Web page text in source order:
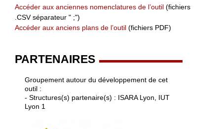
Accéder aux anciennes nomenclatures de l’outil (fichiers
.CSV séparateur " ;")
Accéder aux anciens plans de l’outil (fichiers PDF)
PARTENAIRES
Groupement autour du développement de cet
outil :
- Structures(s) partenaire(s) : ISARA Lyon, IUT
Lyon 1